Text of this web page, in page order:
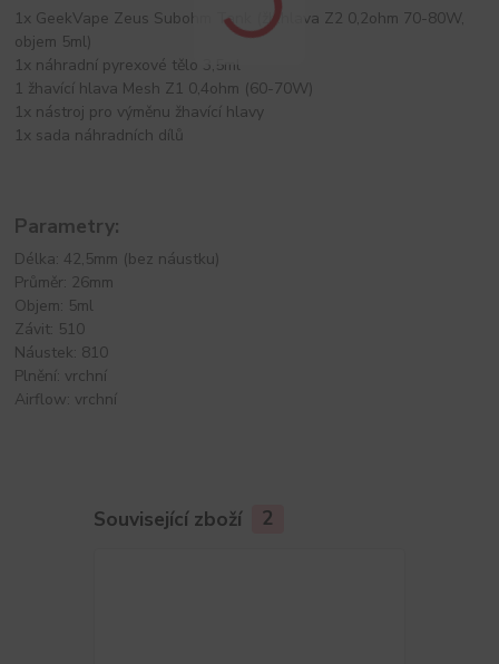
1x GeekVape Zeus Subohm Tank (žh.hlava Z2 0,2ohm 70-80W,
objem 5ml)
1x náhradní pyrexové tělo 3,5ml
1 žhavící hlava Mesh Z1 0,4ohm (60-70W)
1x nástroj pro výměnu žhavící hlavy
1x sada náhradních dílů
Parametry:
Délka: 42,5mm (bez náustku)
Průměr: 26mm
Objem: 5ml
Závit: 510
Náustek: 810
Plnění: vrchní
Airflow: vrchní
Související zboží 2